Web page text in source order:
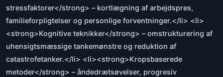
stressfaktorer</strong> – kortlægning af arbejdspres,
familieforpligtelser og personlige forventninger.</li> <li>
<strong>Kognitive teknikker</strong> – omstrukturering af
uhensigtsmæssige tankemønstre og reduktion af
catastrofetanker.</li> <li><strong>Kropsbaserede
metoder</strong> – åndedrætsøvelser, progresiv